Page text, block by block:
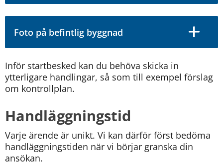
Foto på befintlig byggnad
Inför startbesked kan du behöva skicka in
ytterligare handlingar, så som till exempel förslag
om kontrollplan.
Handläggningstid
Varje ärende är unikt. Vi kan därför först bedöma
handläggningstiden när vi börjar granska din
ansökan.